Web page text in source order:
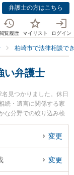
弁護士の方はこちら
閲覧履歴 マイリスト ログイン
柏崎市で法律相談で
い弁護士
見つかりました。休日
続・遺言に関係する家
な分野での絞り込み検
士や柏崎きぼう法律事
、強みなどが注目され
証書遺言の作成を法律
お困りの相談者さんに
変更
変更